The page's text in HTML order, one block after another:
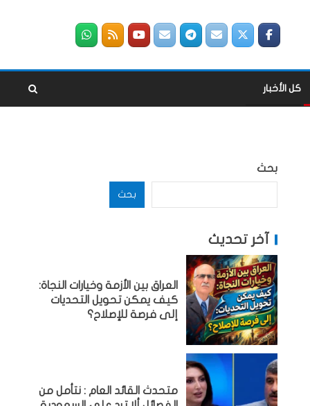
كل الأخبار
بحث
بحث
آخر تحديث
العراق بين الأزمة وخيارات النجاة:
كيف يمكن تحويل التحديات
إلى فرصة للإصلاح؟
متحدث القائد العام : نتأمل من